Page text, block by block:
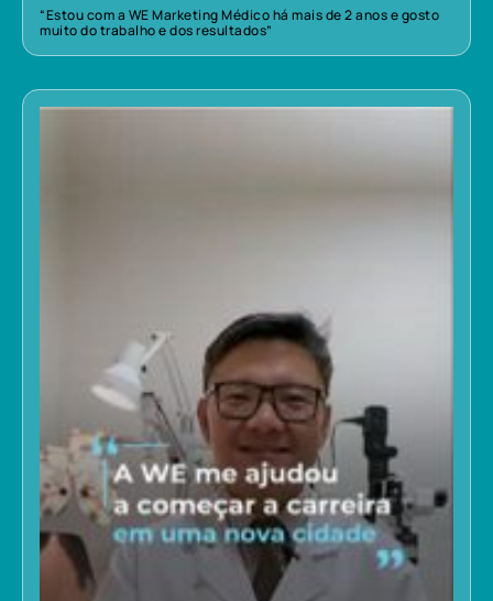
“Estou com a WE Marketing Médico há mais de 2 anos e gosto
muito do trabalho e dos resultados”